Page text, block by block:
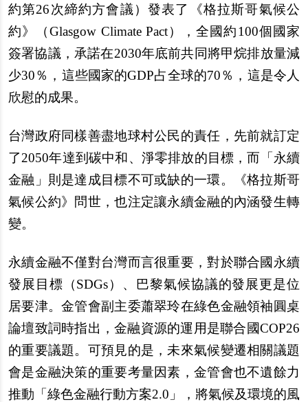
約第26次締約方會議）發表了《格拉斯哥氣候公
約》（Glasgow Climate Pact），全國約100個國家
簽署協議，承諾在2030年底前共同將甲烷排放量減
少30％，這些國家的GDP占全球的70％，這是令人
欣慰的成果。
台灣政府同樣善盡地球村公民的責任，先前就訂定
了2050年達到碳中和、淨零排放的目標，而「永續
金融」則是達成目標不可或缺的一環。《格拉斯哥
氣候公約》問世，也注定讓永續金融的內涵發生轉
變。
永續金融不僅對台灣而言很重要，對於聯合國永續
發展目標（SDGs）、巴黎氣候協議的發展更是位
居要津。金管會副主委蕭翠玲在綠色金融領袖圓桌
論壇致詞時指出，金融資源的運用是聯合國COP26
的重要議題。可預見的是，未來氣候變遷相關議題
會是金融決策的重要考量因素，金管會也不遺餘力
推動「綠色金融行動方案2.0」，將氣候及環境的風